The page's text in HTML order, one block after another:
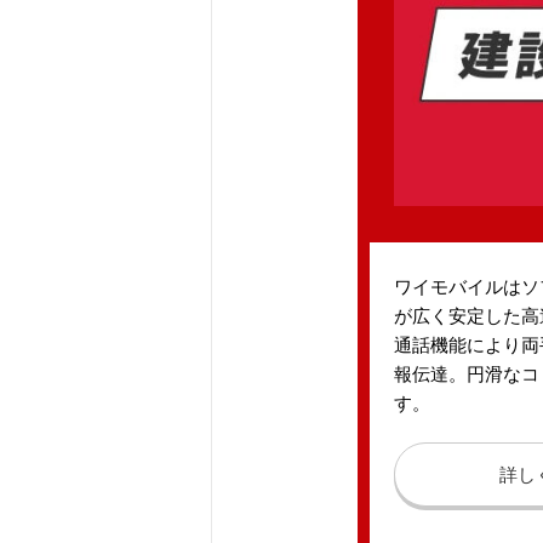
ワイモバイルは
が広く安定した
通話機能により
報伝達。円滑な
す。
詳し